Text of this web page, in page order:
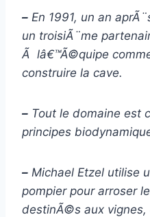
– En 1991, un an
un troisiÃ¨me
Ã lâ€™Ã©quipe
construire la cave.
– Tout le domaine est
principes
– Michael Etzel utilise
pompier pour arroser
destinÃ©s aux